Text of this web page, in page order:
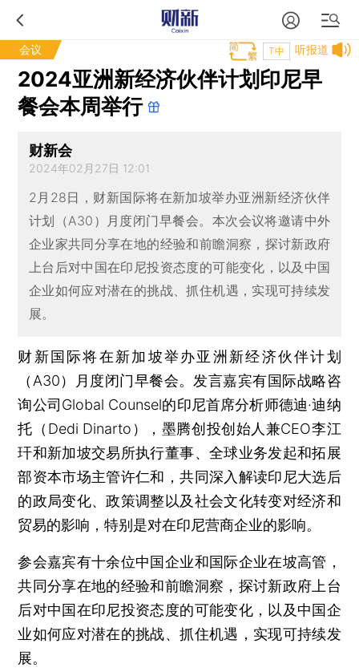
会议 听报道
T中
2024亚洲新经济伙伴计划印尼早
餐会本周举行
财新会
2024年02月27日 12:01
2月28日，财新国际将在新加坡举办亚洲新经济伙伴
计划（A30）月度闭门早餐会。本次会议将邀请中外
企业家共同分享在地的经验和前瞻洞察，探讨新政府
上台后对中国在印尼投资态度的可能变化，以及中国
企业如何应对潜在的挑战、抓住机遇，实现可持续发
展。
财新国际将在新加坡举办亚洲新经济伙伴计划
（A30）月度闭门早餐会。发言嘉宾有国际战略咨
询公司Global Counsel的印尼首席分析师德迪·迪纳
托（Dedi Dinarto），墨腾创投创始人兼CEO李江
玕和新加坡交易所执行董事、全球业务发起和拓展
部资本市场主管许仁和，共同深入解读印尼大选后
的政局变化、政策调整以及社会文化转变对经济和
贸易的影响，特别是对在印尼营商企业的影响。
参会嘉宾有十余位中国企业和国际企业在坡高管，
共同分享在地的经验和前瞻洞察，探讨新政府上台
后对中国在印尼投资态度的可能变化，以及中国企
业如何应对潜在的挑战、抓住机遇，实现可持续发
展。